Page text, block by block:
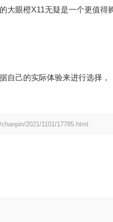
大眼橙X11无疑是一个更值得
自己的实际体验来进行选择，
2021/1101/17785.html